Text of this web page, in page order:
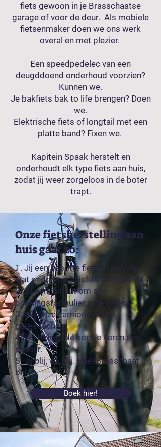
fiets gewoon in je Brasschaatse
garage of voor de deur. Als mobiele
fietsenmaker doen we ons werk
overal en met plezier.
Een speedpedelec van een
deugddoend onderhoud voorzien?
Kunnen we.
Je bakfiets bak to life brengen? Doen
we.
Elektrische fiets of longtail met een
platte band? Fixen we.
Kapitein Spaak herstelt en
onderhoudt elk type fiets aan huis,
zodat jij weer zorgeloos in de boter
trapt.
Onze fietsherstelling aan
huis gaat zo:
1. Jij een kapotte fiets of één die
wat onderhoudsliefde nodig heeft.
2. Jij één minuut om ons
boekingsformulier in te vullen.
3. Wij onze camionette vol
gereedschap.
4. Wij binnen de korste keren aan
je deur.
5. Jij blij, wij blij. Heel Brasschaat
blij.
Boek hier!